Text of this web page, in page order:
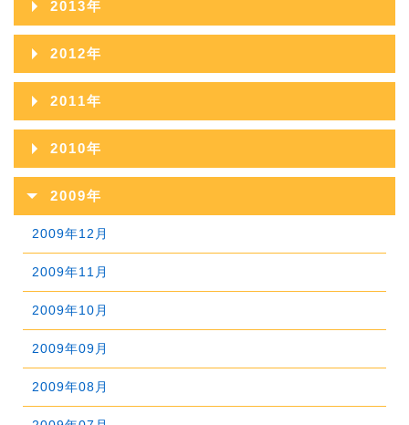
2022年01月
2021年03月
2021年02月
2021年01月
2020年03月
2020年02月
2020年01月
2019年05月
2019年03月
2019年02月
2019年01月
2018年06月
2018年05月
2018年03月
2018年02月
2018年01月
2017年08月
2017年07月
2017年06月
2017年05月
2017年03月
2017年02月
2017年01月
2016年09月
2016年08月
2016年07月
2016年06月
2016年05月
2015年10月
2015年09月
2015年08月
2015年07月
2015年06月
2015年05月
2015年04月
2015年03月
2015年02月
2015年01月
2014年11月
2014年10月
2014年09月
2014年08月
2014年07月
2014年06月
2014年05月
2014年04月
2014年03月
2014年02月
2014年01月
2013年
2013年12月
2013年11月
2013年10月
2013年09月
2013年08月
2013年07月
2013年06月
2013年05月
2013年04月
2013年03月
2012年
2012年12月
2012年11月
2012年10月
2012年09月
2012年08月
2012年07月
2012年06月
2012年05月
2012年04月
2011年
2011年12月
2011年11月
2011年10月
2011年09月
2011年08月
2011年07月
2011年06月
2011年05月
2010年
2010年12月
2009年
2009年12月
2009年11月
2009年10月
2009年09月
2009年08月